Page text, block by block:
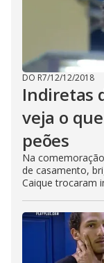
DO R7/12/12/2018
Indiretas
veja o
peões
Na
de casamento,
Caique trocaram